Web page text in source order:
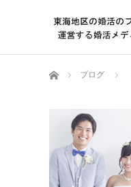
ホーム ブログ